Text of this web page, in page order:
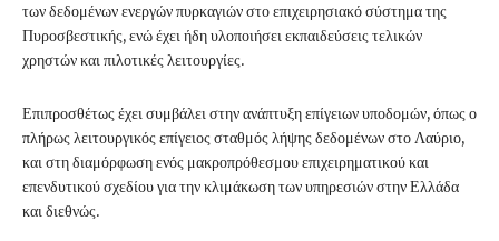
των δεδομένων ενεργών πυρκαγιών στο επιχειρησιακό σύστημα της
Πυροσβεστικής, ενώ έχει ήδη υλοποιήσει εκπαιδεύσεις τελικών
χρηστών και πιλοτικές λειτουργίες.
Επιπροσθέτως έχει συμβάλει στην ανάπτυξη επίγειων υποδομών, όπως ο
πλήρως λειτουργικός επίγειος σταθμός λήψης δεδομένων στο Λαύριο,
και στη διαμόρφωση ενός μακροπρόθεσμου επιχειρηματικού και
επενδυτικού σχεδίου για την κλιμάκωση των υπηρεσιών στην Ελλάδα
και διεθνώς.